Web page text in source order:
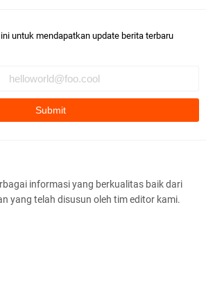
BKTM Lelede Sampaikan
untuk mendapatkan update berita terbaru
informasi yang berkualitas baik dari
yang telah disusun oleh tim editor kami.